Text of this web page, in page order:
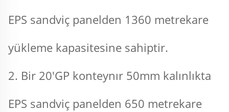
EPS sandviç panelden 1360 metrekare
yükleme kapasitesine sahiptir.
2. Bir 20'GP konteynır 50mm kalınlıkta
EPS sandviç panelden 650 metrekare